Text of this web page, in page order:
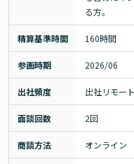
る方。
精算基準時間 160時間
参画時期 2026/06
出社頻度 出社リモー
面談回数 2回
商談方法 オンライン